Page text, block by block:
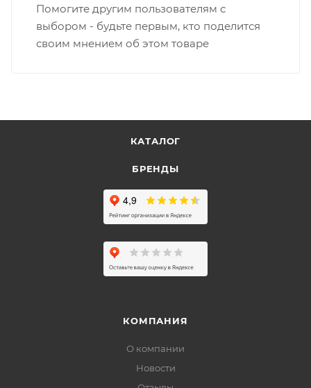
Помогите другим пользователям с
выбором - будьте первым, кто поделится
своим мнением об этом товаре
КАТАЛОГ
БРЕНДЫ
КОМПАНИЯ
О компании
Новости